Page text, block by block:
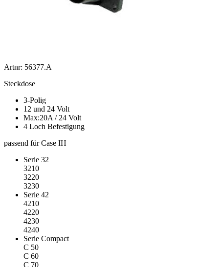
Artnr: 56377.A
Steckdose
3-Polig
12 und 24 Volt
Max:20A / 24 Volt
4 Loch Befestigung
passend für Case IH
Serie 32
3210
3220
3230
Serie 42
4210
4220
4230
4240
Serie Compact
C 50
C 60
C 70